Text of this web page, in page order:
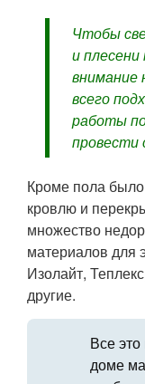
Чтобы
и
внимание
всего
работы
провести
Кроме пола
кровлю и
множество
материалов для
Изолайт,
другие.
Все
доме